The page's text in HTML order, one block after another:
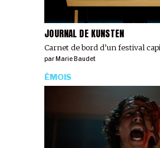
JOURNAL DE KUNSTEN
Carnet de bord d’un festival
parMarie Baudet
ÉMOIS